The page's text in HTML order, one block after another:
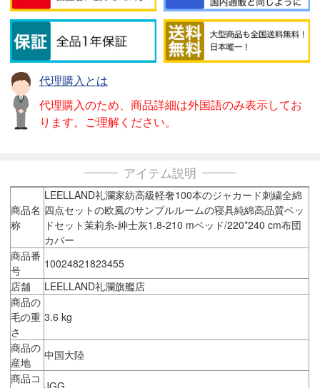
代理購入とは
代理購入のため、商品詳細は外国語のみ表示してお
ります。ご理解ください。
アイテム説明
商品名
称
LEELLAND礼瀾家紡高級軽奢100本のジャカード刺繍全綿
四点セットの欧風のサンプルルームの寝具純綿高品質ベッ
ドセット茉莉糸-紳士灰1.8-210 mベッド/220*240 cm布団
カバー
商品番
号
10024821823455
店舗
LEELLAND礼瀾旗艦店
商品の
毛の重
さ
3.6 kg
商品の
産地
中国大陸
商品コ